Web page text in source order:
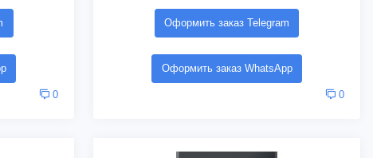
0
Оформить заказ Telegram
Оформить заказ WhatsApp
0